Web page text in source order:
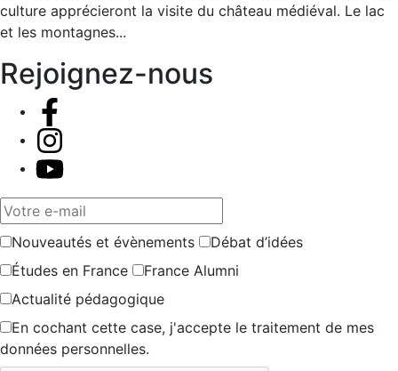
culture apprécieront la visite du château médiéval. Le lac
et les montagnes...
Rejoignez-nous
Votre e-mail
Nouveautés et évènements
Débat d’idées
Études en France
France Alumni
Actualité pédagogique
En cochant cette case, j'accepte le traitement de mes
données personnelles.